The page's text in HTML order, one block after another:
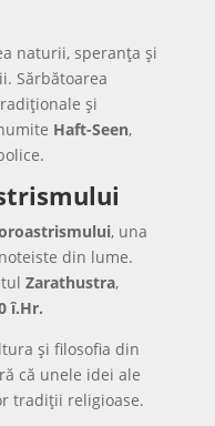
naturii, speranța și
Sărbătoarea
și
Haft-Seen,
, una
din lume.
Zarathustra,
î.Hr.
și filosofia din
că unele idei ale
tradiții religioase.